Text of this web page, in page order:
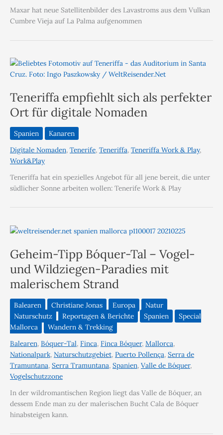
Maxar hat neue Satellitenbilder des Lavastroms aus dem Vulkan
Cumbre Vieja auf La Palma aufgenommen
Teneriffa empfiehlt sich als perfekter
Ort für digitale Nomaden
Spanien
Kanaren
Digitale Nomaden, Tenerife, Teneriffa, Teneriffa Work & Play,
Work&Play
Teneriffa hat ein spezielles Angebot für all jene bereit, die unter
südlicher Sonne arbeiten wollen: Tenerife Work & Play
Geheim-Tipp Bóquer-Tal – Vogel-
und Wildziegen-Paradies mit
malerischem Strand
Balearen Christiane Jonas Europa
Natur
Naturschutz
Reportagen & Berichte Spanien
Special
Mallorca
Wandern & Trekking
Balearen, Bóquer-Tal, Finca, Finca Bóquer, Mallorca,
Nationalpark, Naturschutzgebiet, Puerto Pollença, Serra de
Tramuntana, Serra Tramuntana, Spanien, Valle de Bóquer,
Vogelschutzzone
In der wildromantischen Region liegt das Valle de Bóquer, an
dessem Ende man zu der malerischen Bucht Cala de Bóquer
hinabsteigen kann.